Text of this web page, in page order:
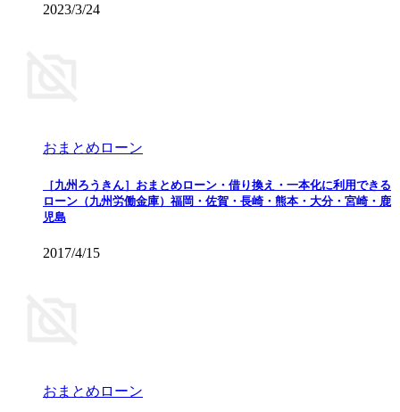
2023/3/24
おまとめローン
［九州ろうきん］おまとめローン・借り換え・一本化に利用できる
ローン（九州労働金庫）福岡・佐賀・長崎・熊本・大分・宮崎・鹿
児島
2017/4/15
おまとめローン